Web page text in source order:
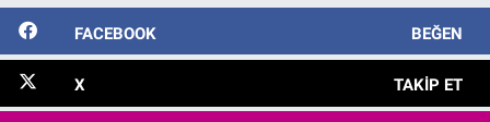
FACEBOOK BEĞEN
X TAKIP ET